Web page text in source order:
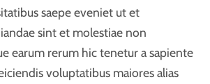
saepe eveniet ut et
sint et molestiae non
earum rerum hic tenetur a sapiente
voluptatibus maiores alias